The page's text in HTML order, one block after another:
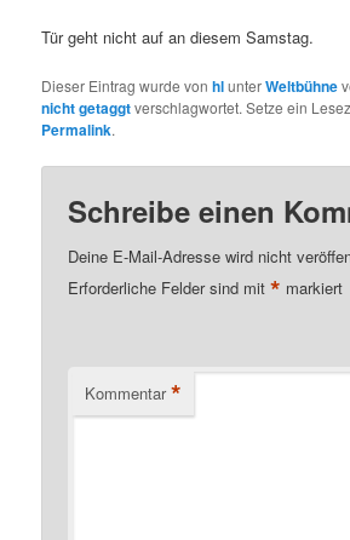
Tür geht nicht auf an diesem Samstag.
Dieser Eintrag wurde vonhlunterWeltbühne
nicht getaggtverschlagwortet. Setze ein
Permalink.
Schreibe einen
Deine E-Mail-Adresse wird nicht
Erforderliche Felder sind mit* markiert
Kommentar *